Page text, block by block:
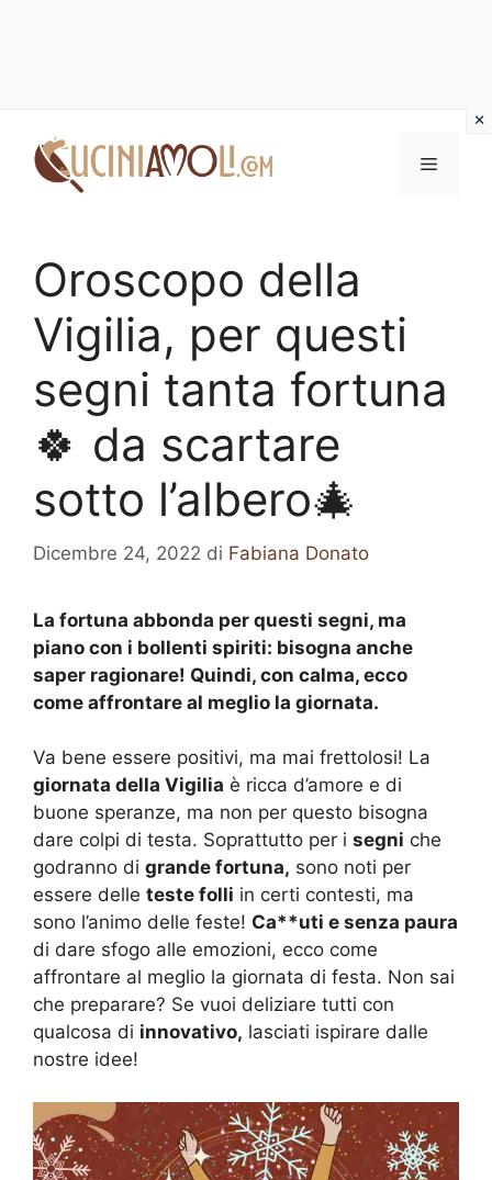
contenuto
Menu
Oroscopo della
Vigilia, per questi
segni tanta fortuna
🍀 da scartare
sotto l’albero🎄
Dicembre 24, 2022 di Fabiana Donato
La fortuna abbonda per questi segni, ma
piano con i bollenti spiriti: bisogna anche
saper ragionare! Quindi, con calma, ecco
come affrontare al meglio la giornata.
Va bene essere positivi, ma mai frettolosi! La
giornata della Vigilia è ricca d’amore e di
buone speranze, ma non per questo bisogna
dare colpi di testa. Soprattutto per i segni che
godranno di grande fortuna, sono noti per
essere delle teste folli in certi contesti, ma
sono l’animo delle feste! Ca**uti e senza paura
di dare sfogo alle emozioni, ecco come
affrontare al meglio la giornata di festa. Non sai
che preparare? Se vuoi deliziare tutti con
qualcosa di innovativo, lasciati ispirare dalle
nostre idee!